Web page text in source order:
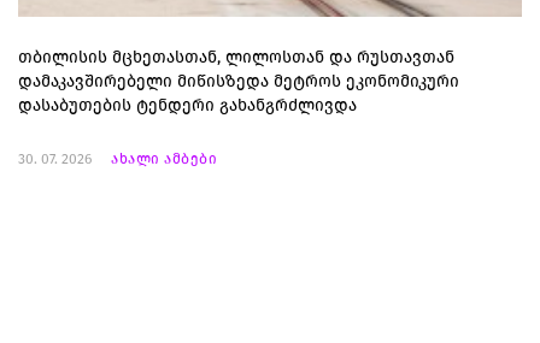
თბილისის მცხეთასთან, ლილოსთან და რუსთავთან
დამაკავშირებელი მიწისზედა მეტროს ეკონომიკური
დასაბუთების ტენდერი გახანგრძლივდა
30. 07. 2026 ახალი ამბები